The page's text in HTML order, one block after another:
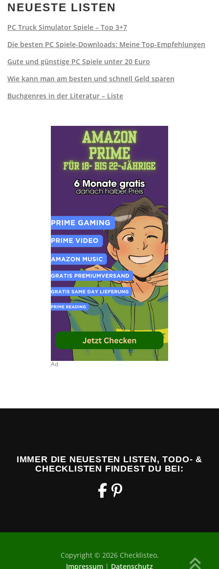
NEUESTE LISTEN
PC Truck Simulator Spiele – Top 3+7
Die besten PC Spiele-Downloads: Meine Top-Empfehlungen
Gute und günstige PC Spiele unter 20 Euro
Wie kann man am besten und schnell Geld sparen
Buchgenres in der Literatur – Liste
Ad
IMMER DIE NEUESTEN LISTEN, TODO- &
CHECKLISTEN FINDEST DU BEI:
Copyright © 2026 Checklisteo.
Impressum | Datenschutz